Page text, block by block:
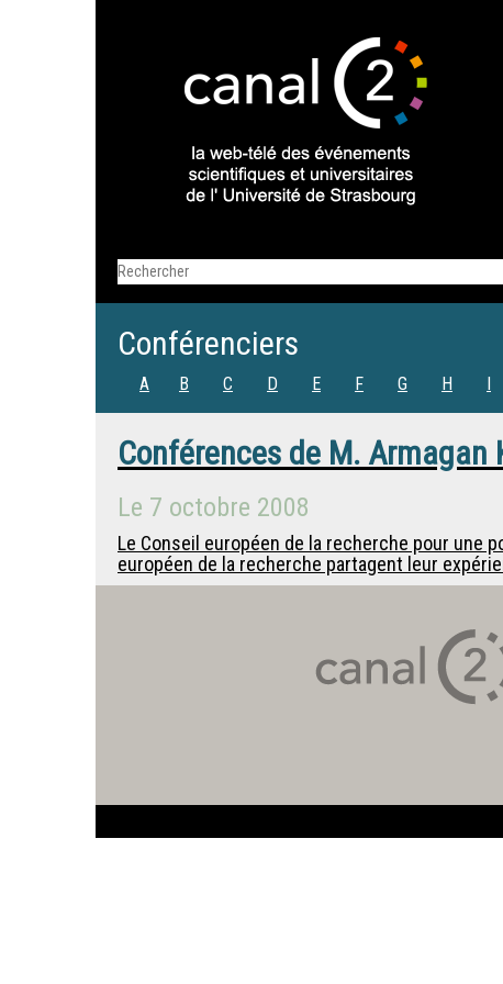
Conférenciers
A B C D E F G H I
Conférences de M. Armagan
Le 7 octobre 2008
Le Conseil européen de la recherche pour une
européen de la recherche partagent leur